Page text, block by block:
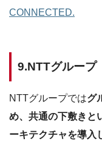
CONNECTED.
9.NTTグループ
NTTグループではグ
め、共通の下敷きと
ーキテクチャを導入